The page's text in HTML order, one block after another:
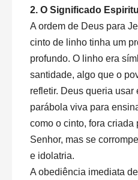
2. O Significado
A ordem de Deus para
cinto de linho tinha um
profundo. O linho era
santidade, algo que o
refletir. Deus queria usar
parábola viva para
como o cinto, fora criada
Senhor, mas se
e idolatria.
A obediência imediata